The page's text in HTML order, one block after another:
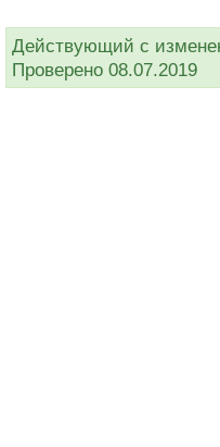
Действующий с
Проверено 08.07.2019